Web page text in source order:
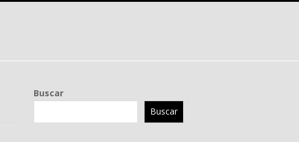
Buscar
Buscar